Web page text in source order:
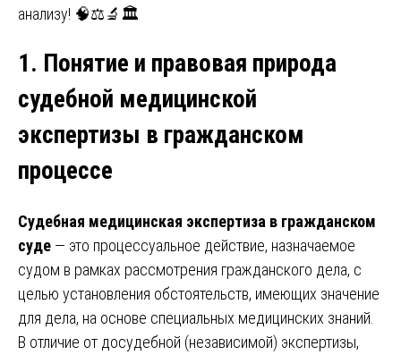
анализу! 🧠⚖️🔬🏛️
1. Понятие и правовая природа
судебной медицинской
экспертизы в гражданском
процессе
Судебная медицинская экспертиза в гражданском
суде — это процессуальное действие, назначаемое
судом в рамках рассмотрения гражданского дела, с
целью установления обстоятельств, имеющих значение
для дела, на основе специальных медицинских знаний.
В отличие от досудебной (независимой) экспертизы,